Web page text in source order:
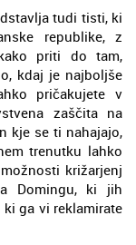
tudi tisti, ki
republike, z
priti do tam,
kdaj je najboljše
pričakujete v
zaščita na
kje se ti nahajajo,
trenutku lahko
križarjenj
Domingu, ki jih
ga vi reklamirate